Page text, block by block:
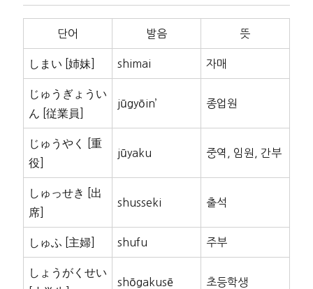
단어 발음 뜻
しまい [姉妹] shimai 자매
じゅうぎょうい
ん [従業員]
jūgyōin’ 종업원
じゅうやく [重
役]
jūyaku 중역, 임원, 간부
しゅっせき [出
席]
shusseki 출석
しゅふ [主婦] shufu 주부
しょうがくせい
shōgakusē 초등학생